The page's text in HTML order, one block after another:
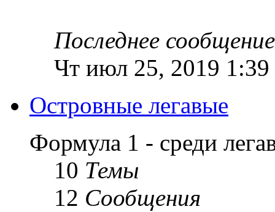
Последнее сообщение
Чт июл 25, 2019 1:39
Островные легавые
Формула 1 - среди
10 Темы
12 Сообщения